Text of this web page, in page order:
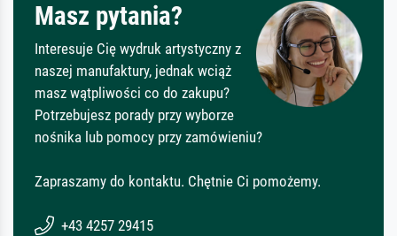
Masz pytania?
Interesuje Cię wydruk artystyczny z
naszej manufaktury, jednak wciąż
masz wątpliwości co do zakupu?
Potrzebujesz porady przy wyborze
nośnika lub pomocy przy zamówieniu?
Zapraszamy do kontaktu. Chętnie Ci pomożemy.
+43 4257 29415